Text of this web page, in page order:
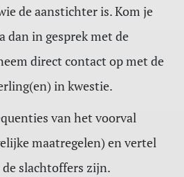
de aanstichter is. Kom je
dan in gesprek met de
direct contact op met de
in kwestie.
van het voorval
maatregelen) en vertel
slachtoffers zijn.